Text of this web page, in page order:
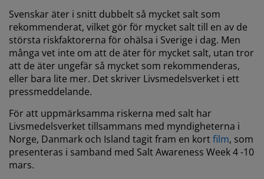
Svenskar äter i snitt dubbelt så mycket salt som
rekommenderat, vilket gör för mycket salt till en av de
största riskfaktorerna för ohälsa i Sverige i dag. Men
många vet inte om att de äter för mycket salt, utan tror
att de äter ungefär så mycket som rekommenderas,
eller bara lite mer. Det skriver Livsmedelsverket i ett
pressmeddelande.
För att uppmärksamma riskerna med salt har
Livsmedelsverket tillsammans med myndigheterna i
Norge, Danmark och Island tagit fram en kortfilm, som
presenteras i samband med Salt Awareness Week 4 -10
mars.